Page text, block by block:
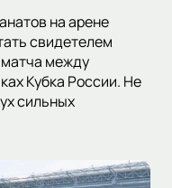
на арене
свидетелем
между
Кубка России. Не
сильных